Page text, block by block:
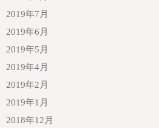
2019年7月
2019年6月
2019年5月
2019年4月
2019年2月
2019年1月
2018年12月